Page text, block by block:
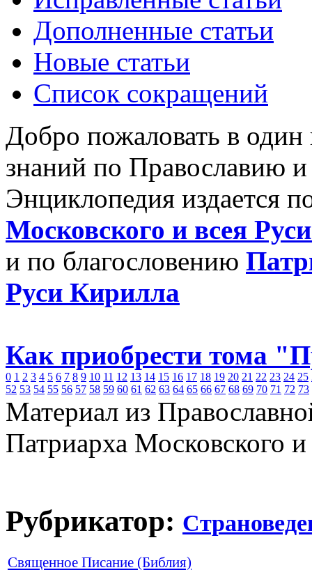
Дополненные статьи
Новые статьи
Список сокращений
Добро пожаловать в
знаний по Православию
Энциклопедия издается
Московского и всея
и по благословению
Руси Кирилла
Как приобрести тома
0 1 2 3 4 5 6 7 8 9 10 11 12 13 14 15 16 17 18 19 20 21 22 23 24 25
52 53 54 55 56 57 58 59 60 61 62 63 64 65 66 67 68 69 70 71 72 73
Материал из
Патриарха Московского
Рубрикатор:
Священное Писание (Библия)